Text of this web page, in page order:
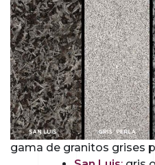
gama de granitos grises